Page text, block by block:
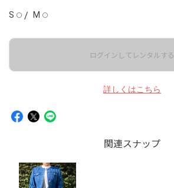
S ◯ / M ◯
ログインしてレンタルする
詳しくはこちら
関連スナップ